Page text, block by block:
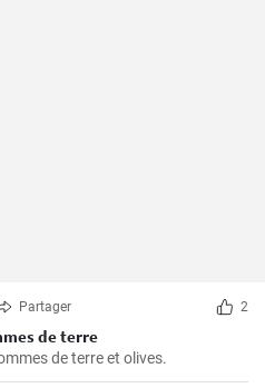
Partager 2
de terre
de terre et olives.